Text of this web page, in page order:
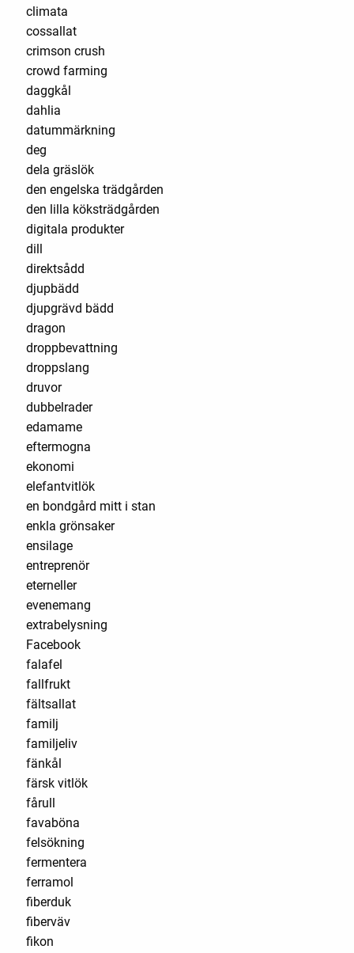
climata
cossallat
crimson crush
crowd farming
daggkål
dahlia
datummärkning
deg
dela gräslök
den engelska trädgården
den lilla köksträdgården
digitala produkter
dill
direktsådd
djupbädd
djupgrävd bädd
dragon
droppbevattning
droppslang
druvor
dubbelrader
edamame
eftermogna
ekonomi
elefantvitlök
en bondgård mitt i stan
enkla grönsaker
ensilage
entreprenör
eterneller
evenemang
extrabelysning
Facebook
falafel
fallfrukt
fältsallat
familj
familjeliv
fänkål
färsk vitlök
fårull
favaböna
felsökning
fermentera
ferramol
fiberduk
fiberväv
fikon